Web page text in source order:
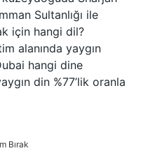
Sultanlığı ile
için hangi dil?
alanında yaygın
hangi dine
din %77’lik oranla
Bırak